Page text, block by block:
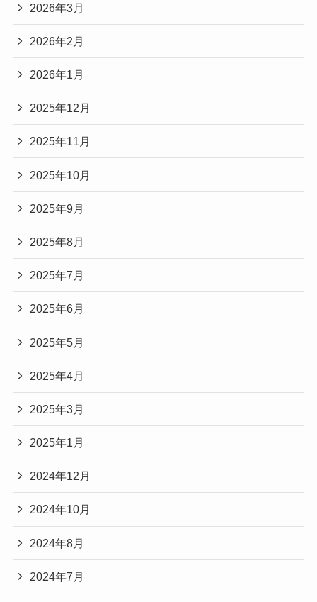
2026年3月
2026年2月
2026年1月
2025年12月
2025年11月
2025年10月
2025年9月
2025年8月
2025年7月
2025年6月
2025年5月
2025年4月
2025年3月
2025年1月
2024年12月
2024年10月
2024年8月
2024年7月